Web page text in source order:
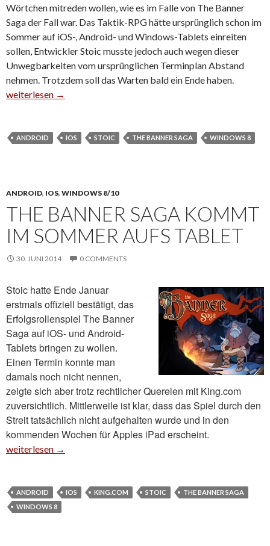
Wörtchen mitreden wollen, wie es im Falle von The Banner
Saga der Fall war. Das Taktik-RPG hätte ursprünglich schon im
Sommer auf iOS-, Android- und Windows-Tablets einreiten
sollen, Entwickler Stoic musste jedoch auch wegen dieser
Unwegbarkeiten vom ursprünglichen Terminplan Abstand
nehmen. Trotzdem soll das Warten bald ein Ende haben.
September neuer Starttermin für The Banner Saga
weiterlesen →
ANDROID IOS STOIC THE BANNER SAGA WINDOWS 8
ANDROID, IOS, WINDOWS 8/10
THE BANNER SAGA KOMMT
IM SOMMER AUFS TABLET
30. JUNI 2014 0 COMMENTS
Stoic hatte Ende Januar
erstmals offiziell bestätigt, das
Erfolgsrollenspiel The Banner
Saga auf iOS- und Android-
Tablets bringen zu wollen.
Einen Termin konnte man
damals noch nicht nennen,
zeigte sich aber trotz rechtlicher Querelen mit King.com
zuversichtlich. Mittlerweile ist klar, dass das Spiel durch den
Streit tatsächlich nicht aufgehalten wurde und in den
kommenden Wochen für Apples iPad erscheint.
The Banner Saga kommt im Sommer aufs Tablet
weiterlesen →
ANDROID IOS KING.COM STOIC
THE BANNER SAGA
WINDOWS 8